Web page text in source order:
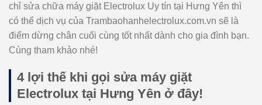
chỉ sửa chữa máy giặt Electrolux Uy tín tại Hưng Yên thì
có thể dịch vụ của Trambaohanhelectrolux.com.vn sẽ là
điểm dừng chân cuối cùng tốt nhất dành cho gia đình bạn.
Cùng tham khảo nhé!
4 lợi thế khi gọi sửa máy giặt
Electrolux tại Hưng Yên ở đây!